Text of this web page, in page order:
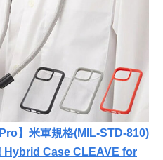
】米軍規格(MIL-STD-810)
Hybrid Case CLEAVE for